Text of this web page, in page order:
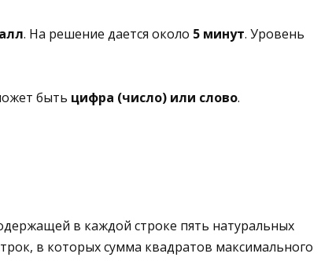
. На решение дается около 5 минут. Уровень
быть цифра (число) или слово.
в каждой строке пять натуральных
в которых сумма квадратов максимального